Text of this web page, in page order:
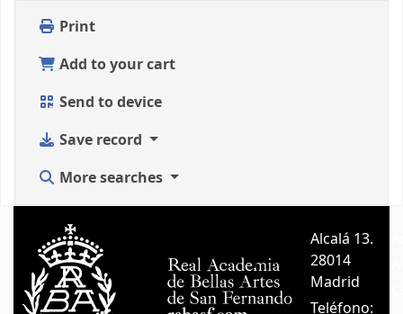
Print
Add to your cart
Send to device
Save record
More searches
Alcalá 13.
28014
Madrid
Teléfono: